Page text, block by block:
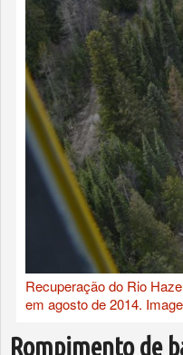
Recuperação do Rio
em agosto de 2014.
Rompimento de